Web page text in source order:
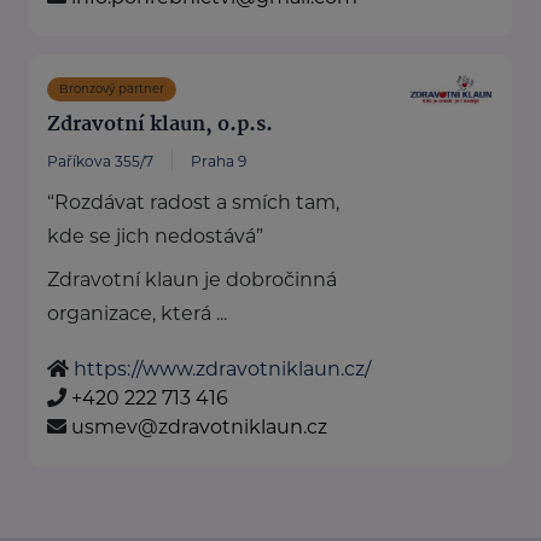
Bronzový partner
Zdravotní klaun, o.p.s.
Paříkova 355/7 Praha 9
“Rozdávat radost a smích tam,
kde se jich nedostává”
Zdravotní klaun je dobročinná
organizace, která ...
https://www.zdravotniklaun.cz/
+420 222 713 416
usmev@zdravotniklaun.cz